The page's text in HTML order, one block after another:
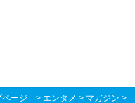
ページ > エンタメ > マガジン >